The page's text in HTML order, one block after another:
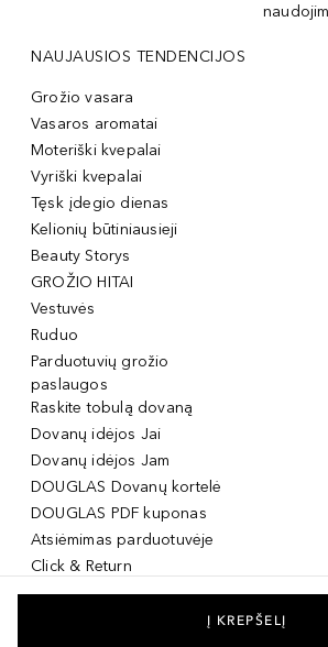
NAUJAUSIOS TENDENCIJOS
Grožio vasara
Vasaros aromatai
Moteriški kvepalai
Vyriški kvepalai
Tęsk įdegio dienas
Kelionių būtiniausieji
Beauty Storys
GROŽIO HITAI
Vestuvės
Ruduo
Parduotuvių grožio
paslaugos
Raskite tobulą dovaną
Dovanų idėjos Jai
Dovanų idėjos Jam
DOUGLAS Dovanų kortelė
DOUGLAS PDF kuponas
Atsiėmimas parduotuvėje
Click & Return
DOUGLAS Grožio Kortelė
Į KREPŠELĮ